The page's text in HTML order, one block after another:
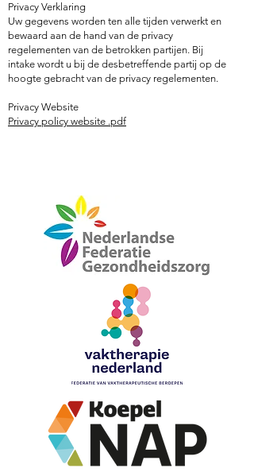
Privacy Verklaring
Uw gegevens worden ten alle tijden verwerkt en
bewaard aan de hand van de privacy
regelementen van de betrokken partijen. Bij
intake wordt u bij de desbetreffende partij op de
hoogte gebracht van de privacy regelementen.
Privacy Website
Privacy policy website .pdf